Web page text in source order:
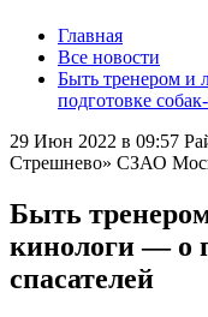
Главная
Все новости
Быть тренером и
подготовке
29 Июн 2022 в 09:57
Стрешнево» СЗАО
Быть
кинологи — о
спасателей